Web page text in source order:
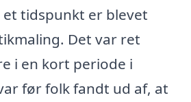
et tidspunkt er blevet
Det var ret
i en kort periode i
før folk fandt ud af, at